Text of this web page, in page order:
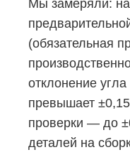
Мы замеряли: на
(обязательная
отклонение
превышает
проверки — до
деталей на